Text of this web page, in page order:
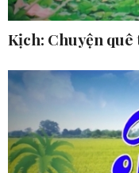
Kịch: Chuyện quê